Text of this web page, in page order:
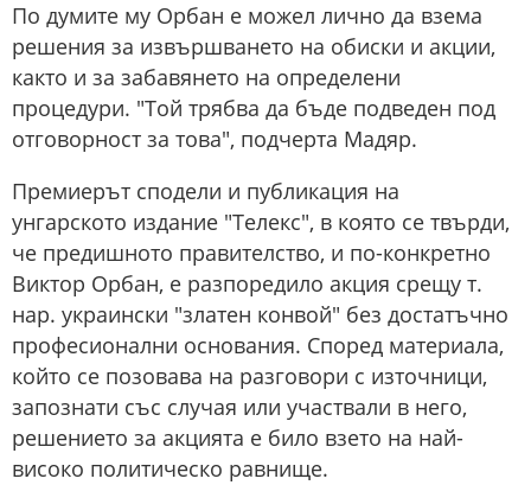
По думите му Орбан е можел лично да взема
решения за извършването на обиски и акции,
както и за забавянето на определени
процедури. "Той трябва да бъде подведен под
отговорност за това", подчерта Мадяр.
Премиерът сподели и публикация на
унгарското издание "Телекс", в която се твърди,
че предишното правителство, и по-конкретно
Виктор Орбан, е разпоредило акция срещу т.
нар. украински "златен конвой" без достатъчно
професионални основания. Според материала,
който се позовава на разговори с източници,
запознати със случая или участвали в него,
решението за акцията е било взето на най-
високо политическо равнище.